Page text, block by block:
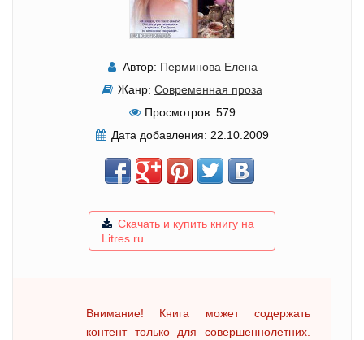
Автор: Перминова Елена
Жанр: Современная проза
Просмотров: 579
Дата добавления: 22.10.2009
Скачать и купить книгу на
Litres.ru
Внимание! Книга может содержать
контент только для совершеннолетних.